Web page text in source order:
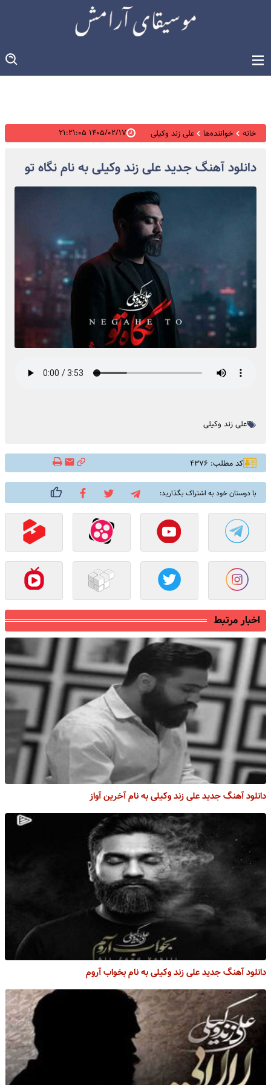
خانه خواننده‌ها علی زند وکیلی ۱۴۰۵/۰۲/۱۷ ۲۱:۲۱:۰۵
دانلود آهنگ جدید علی زند وکیلی به نام نگاه تو
علی زند وکیلی
کد مطلب: ۴۳۷۶
با دوستان خود به اشتراک بگذارید:
اخبار مرتبط
دانلود آهنگ جدید علی زند وکیلی به نام آخرین آواز
دانلود آهنگ جدید علی زند وکیلی به نام بخواب آروم